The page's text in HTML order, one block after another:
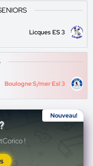
Licques ES 3
Boulogne S/mer Esl 3
Nouveau!
!